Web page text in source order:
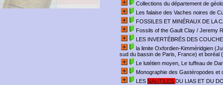
Collections du département de
Les falaise des Vaches noires de
FOSSILES ET MINÉRAUX DE LA
Fossils of the Gault Clay / Jeremy
LES INVERTÉBRÉS DES
la limite Oxfordien-Kimméridgien
sud du bassin de Paris, France) et boréal
Le lutétien moyen, Le tuffeau de
Monographie des Gastéropodes et
LES NAUTILES DU LIAS ET DU